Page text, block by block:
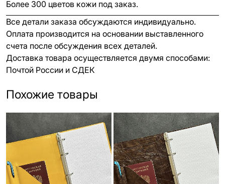
Более 300 цветов кожи под заказ.
Все детали заказа обсуждаются индивидуально.
Оплата производится на основании выставленного
счета после обсуждения всех деталей.
Доставка товара осуществляется двумя способами:
Почтой России и СДЕК
Похожие товары